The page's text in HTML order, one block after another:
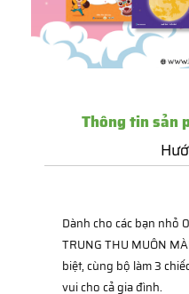
Thông tin sản
Dành cho các bạn nhỏ
TRUNG THU MUÔN
biệt, cùng bộ làm 3
vui cho cả gia đình.